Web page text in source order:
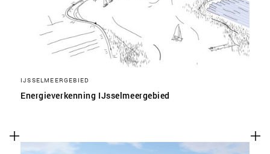
IJSSELMEERGEBIED
Energieverkenning IJsselmeergebied